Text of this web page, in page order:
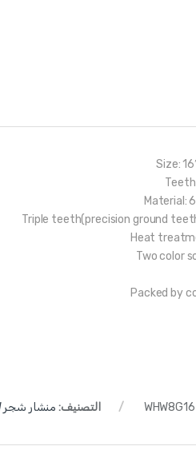
Size:
Teeth
Material:
Triple teeth(precision ground
Heat
Two color
Packed by
WHW8G16 التصنيف: منشار شجر AWDFOW